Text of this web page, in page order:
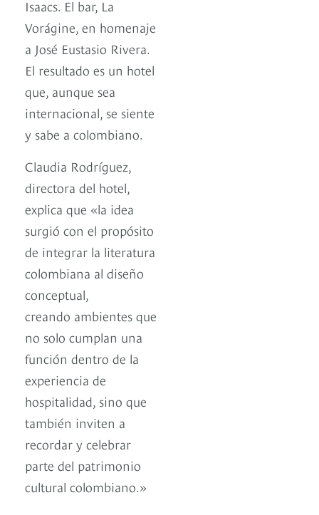
Isaacs. El bar, La
Vorágine, en homenaje
a José Eustasio Rivera.
El resultado es un hotel
que, aunque sea
internacional, se siente
y sabe a colombiano.
Claudia Rodríguez,
directora del hotel,
explica que «la idea
surgió con el propósito
de integrar la literatura
colombiana al diseño
conceptual,
creando ambientes que
no solo cumplan una
función dentro de la
experiencia de
hospitalidad, sino que
también inviten a
recordar y celebrar
parte del patrimonio
cultural colombiano.»